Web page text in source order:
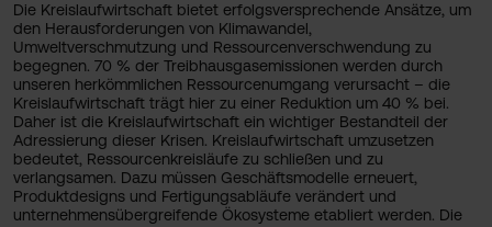
Die Kreislaufwirtschaft bietet erfolgsversprechende Ansätze, um
den Herausforderungen von Klimawandel,
Umweltverschmutzung und Ressourcenverschwendung zu
begegnen. 70 % der Treibhausgasemissionen werden durch
unseren herkömmlichen Ressourcenumgang verursacht – die
Kreislaufwirtschaft trägt hier zu einer Reduktion um 40 % bei.
Daher ist die Kreislaufwirtschaft ein wichtiger Bestandteil der
Adressierung dieser Krisen. Kreislaufwirtschaft umzusetzen
bedeutet, Ressourcenkreisläufe zu schließen und zu
verlangsamen. Dazu müssen Geschäftsmodelle erneuert,
Produktdesigns und Fertigungsabläufe verändert und
unternehmensübergreifende Ökosysteme etabliert werden. Die